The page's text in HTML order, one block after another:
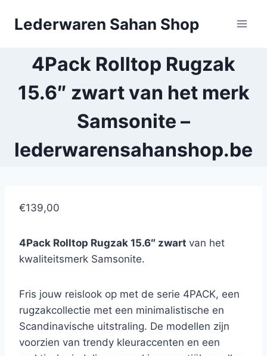
Lederwaren Sahan Shop
4Pack Rolltop Rugzak
15.6″ zwart van het merk
Samsonite –
lederwarensahanshop.be
€139,00
4Pack Rolltop Rugzak 15.6″ zwart van het
kwaliteitsmerk Samsonite.
Fris jouw reislook op met de serie 4PACK, een
rugzakcollectie met een minimalistische en
Scandinavische uitstraling. De modellen zijn
voorzien van trendy kleuraccenten en een